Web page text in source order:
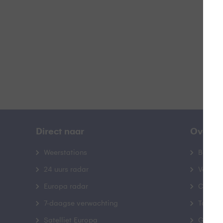
Direct naar
Weerstations
24 uurs radar
Europa radar
7-daagse verwachting
Satelliet Europa
Over
Contact